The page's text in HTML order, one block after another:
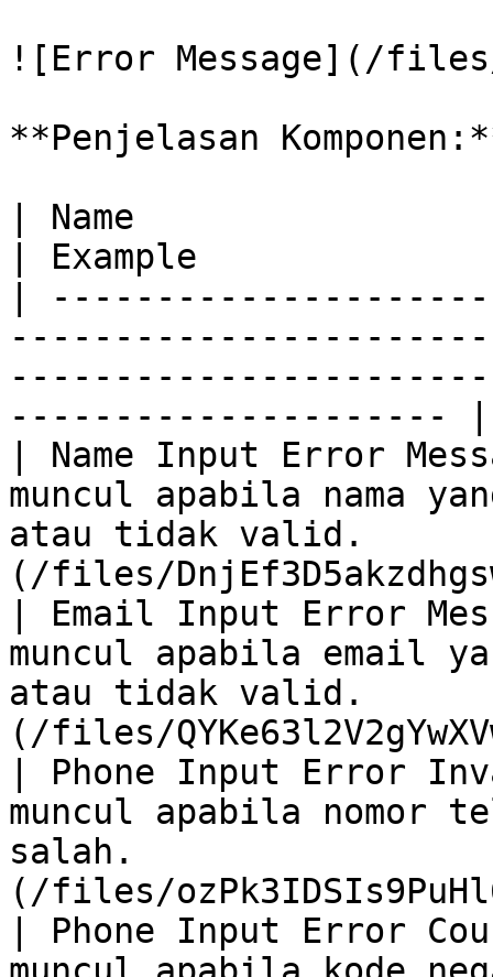
![Error Message](/files/
**Penjelasan
| Name
| Example
|
--------------------- |
| Name Input Error
muncul apabila nama
atau tidak valid.
(/files/
| Email Input Error
muncul apabila email
atau tidak valid.
(/files/
| Phone Input Error
muncul apabila nomor
salah.
(/files/
| Phone Input Error